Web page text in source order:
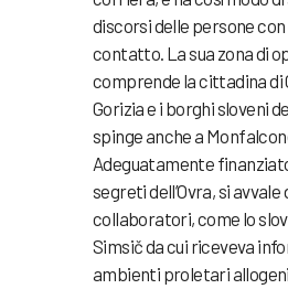
discorsi delle persone con
contatto. La sua zona di
comprende la cittadina di
Gorizia e i borghi sloveni
spinge anche a
Adeguatamente
segreti dell’Ovra, si avvale
collaboratori, come lo
Simsič da cui riceveva
ambienti proletari